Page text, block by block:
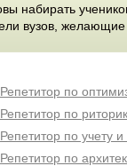
набирать
вузов, желающие
Репетитор по
Репетитор по
Репетитор по учету
Репетитор по